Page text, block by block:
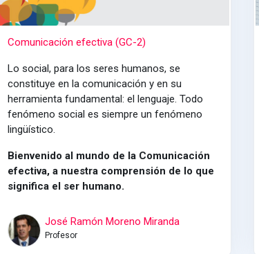
Comunicación efectiva (GC-2)
Lo social, para los seres humanos, se
constituye en la comunicación y en su
herramienta fundamental: el lenguaje. Todo
fenómeno social es siempre un fenómeno
lingüístico.
Bienvenido al mundo de la Comunicación
efectiva, a nuestra comprensión de lo que
significa el ser humano.
José Ramón Moreno Miranda
Profesor